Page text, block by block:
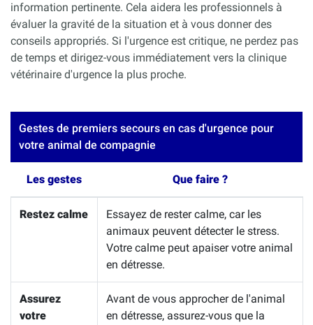
information pertinente. Cela aidera les professionnels à
évaluer la gravité de la situation et à vous donner des
conseils appropriés. Si l'urgence est critique, ne perdez pas
de temps et dirigez-vous immédiatement vers la clinique
vétérinaire d'urgence la plus proche.
Gestes de premiers secours en cas d'urgence pour
votre animal de compagnie
Les gestes Que faire ?
Restez calme
Essayez de rester calme, car les
animaux peuvent détecter le stress.
Votre calme peut apaiser votre animal
en détresse.
Assurez
votre
Avant de vous approcher de l'animal
en détresse, assurez-vous que la